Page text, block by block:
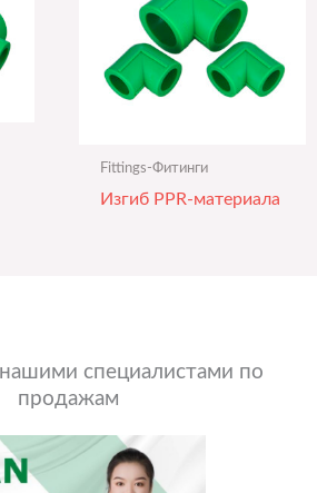
Fittings-Фитинги
Изгиб PPR-материала
специалистами по
продажам